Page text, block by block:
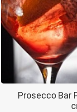
Prosecco Bar